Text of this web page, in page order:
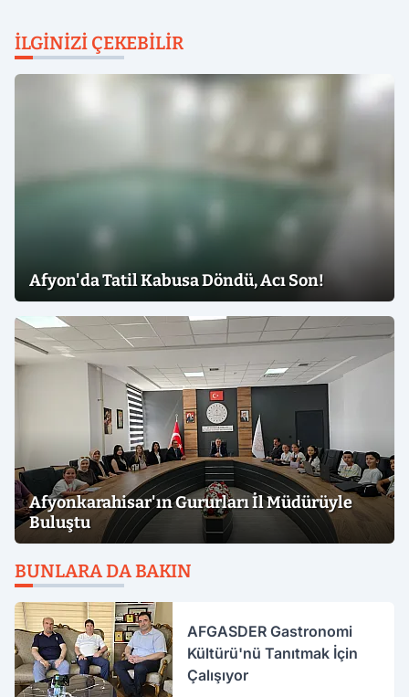
İLGINIZI ÇEKEBILIR
Afyon'da Tatil Kabusa Döndü, Acı Son!
Afyonkarahisar'ın Gururları İl Müdürüyle
Buluştu
BUNLARA DA BAKIN
AFGASDER Gastronomi
Kültürü'nü Tanıtmak İçin
Çalışıyor